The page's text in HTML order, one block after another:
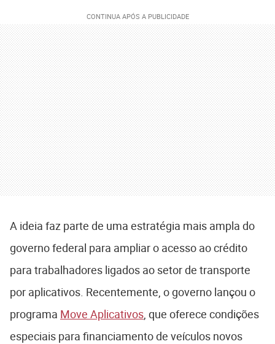
A ideia faz parte de uma estratégia mais ampla do
governo federal para ampliar o acesso ao crédito
para trabalhadores ligados ao setor de transporte
por aplicativos. Recentemente, o governo lançou o
programa Move Aplicativos, que oferece condições
especiais para financiamento de veículos novos